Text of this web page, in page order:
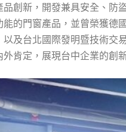
品創新，開發兼具安全、防
能的門窗產品，並曾榮獲德
以及台北國際發明暨技術交
外肯定，展現台中企業的創